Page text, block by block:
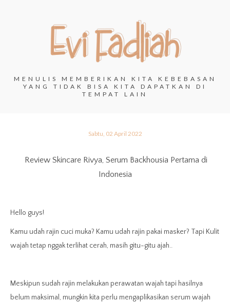
MENULIS MEMBERIKAN KITA KEBEBASAN
YANG TIDAK BISA KITA DAPATKAN DI
TEMPAT LAIN
Sabtu, 02 April 2022
Review Skincare Rivya, Serum Backhousia Pertama di
Indonesia
Hello guys!
Kamu udah rajin cuci muka? Kamu udah rajin pakai masker? Tapi Kulit
wajah tetap nggak terlihat cerah, masih gitu-gitu ajah..
Meskipun sudah rajin melakukan perawatan wajah tapi hasilnya
belum maksimal, mungkin kita perlu mengaplikasikan serum wajah